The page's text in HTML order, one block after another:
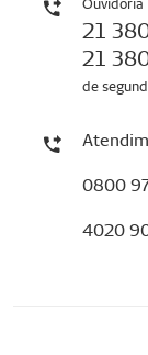
Ouvidoria
21
21
de
0800
4020